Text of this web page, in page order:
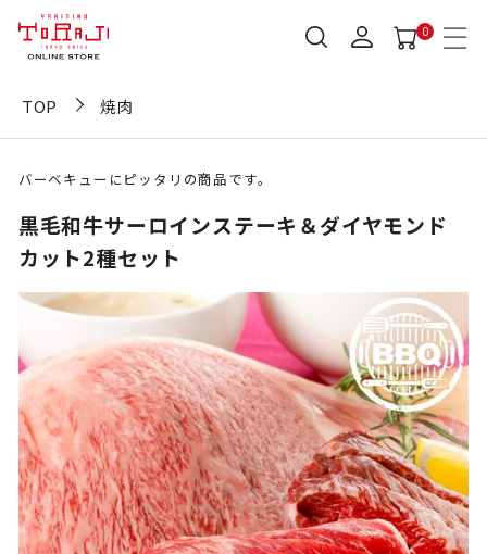
0
TOP 焼肉
バーベキューにピッタリの商品です。
黒毛和牛サーロインステーキ＆ダイヤモンド
カット2種セット